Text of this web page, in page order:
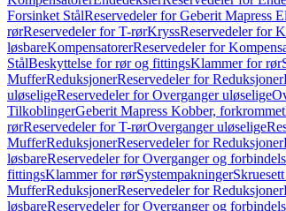
Forsinket StålReservedeler for Geberit Mapress
rørReservedeler for T-rørKryssReservedeler for
løsbareKompensatorerReservedeler for
StålBeskyttelse for rør og fittingsKlammer for rør
MufferReduksjonerReservedeler for Reduksjoner
uløseligeReservedeler for Overganger uløselige
TilkoblingerGeberit Mapress Kobber, forkrommet
rørReservedeler for T-rørOverganger uløselige
MufferReduksjonerReservedeler for Reduksjoner
løsbareReservedeler for Overganger og
fittingsKlammer for rørSystempakninger
MufferReduksjonerReservedeler for Reduksjoner
løsbareReservedeler for Overganger og